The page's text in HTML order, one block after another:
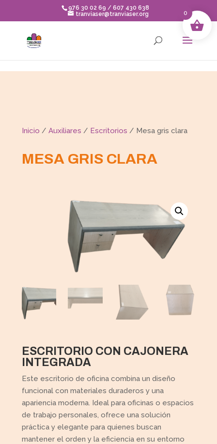
976 30 02 69 / 607 430 638
tranviaser@tranviaser.org
Inicio / Auxiliares / Escritorios / Mesa gris clara
MESA GRIS CLARA
ESCRITORIO CON CAJONERA
INTEGRADA
Este escritorio de oficina combina un diseño
funcional con materiales duraderos y una
apariencia moderna. Ideal para oficinas o espacios
de trabajo personales, ofrece una solución
práctica y elegante para quienes buscan
mantener el orden y la eficiencia en su entorno
0